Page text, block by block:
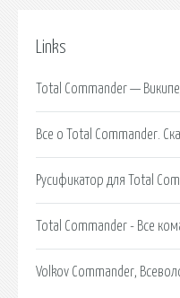
Links
Total Commander —
Все о Total Commander.
Русификатор для Total
Total Commander - Все
Volkov Commander,